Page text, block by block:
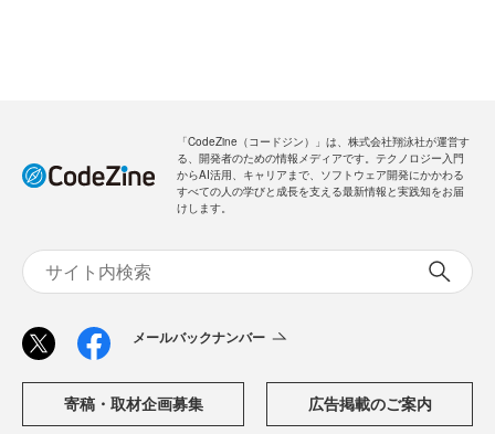
「CodeZine（コードジン）」は、株式会社翔泳社が運営す
る、開発者のための情報メディアです。テクノロジー入門
からAI活用、キャリアまで、ソフトウェア開発にかかわる
すべての人の学びと成長を支える最新情報と実践知をお届
けします。
メールバックナンバー
寄稿・取材企画募集 広告掲載のご案内